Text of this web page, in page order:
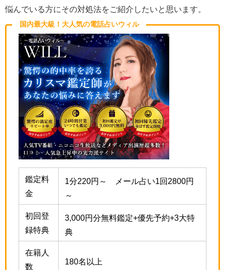
悩んでいる方にその対処法をご紹介したいと思います。
国内最大級！大人気の電話占いウィル
鑑定料
金
1分220円～ メール占い1回2800円
～
初回登
録特典
3,000円分無料鑑定+優先予約+3大特
典
在籍人
数
180名以上